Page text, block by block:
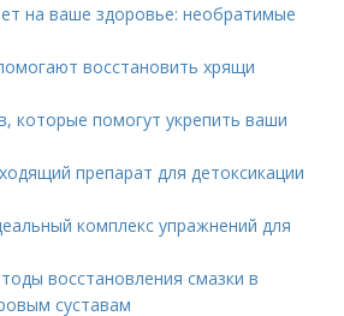
на ваше здоровье: необратимые
восстановить хрящи
которые помогут укрепить ваши
препарат для детоксикации
комплекс упражнений для
восстановления смазки в
суставам